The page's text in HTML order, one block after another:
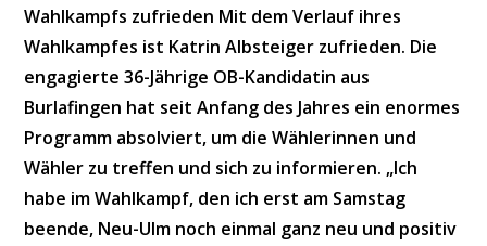
Wahlkampfs zufrieden Mit dem Verlauf ihres
Wahlkampfes ist Katrin Albsteiger zufrieden. Die
engagierte 36-Jährige OB-Kandidatin aus
Burlafingen hat seit Anfang des Jahres ein enormes
Programm absolviert, um die Wählerinnen und
Wähler zu treffen und sich zu informieren. „Ich
habe im Wahlkampf, den ich erst am Samstag
beende, Neu-Ulm noch einmal ganz neu und positiv